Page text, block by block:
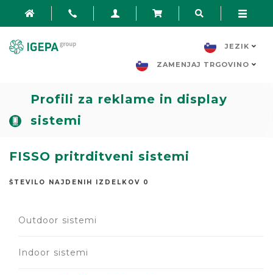
JEZIK
ZAMENJAJ TRGOVINO
Profili za reklame in display
sistemi
FISSO pritrditveni sistemi
ŠTEVILO NAJDENIH IZDELKOV 0
Outdoor sistemi
Indoor sistemi